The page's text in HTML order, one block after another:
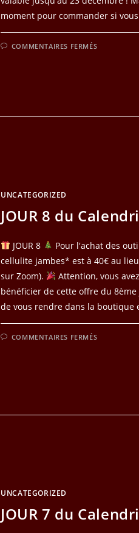
moment pour commander si
COMMENTAIRES FERMÉSSUR
UNCATEGORIZED
JOUR 8 du
JOUR 8
Pour l'achat des
cellulite jambes* est à 40€ au
sur Zoom).
Attention, vous
bénéficier de cette offre du
de vous rendre dans la
COMMENTAIRES FERMÉSSUR
UNCATEGORIZED
JOUR 7 du